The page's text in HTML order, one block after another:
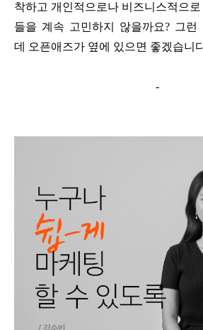
착하고 개인적으로나 비즈니스적으
들을 계속 고민하지 않을까요? 그런
데 오픈애즈가 옆에 있으면 좋겠습니
-